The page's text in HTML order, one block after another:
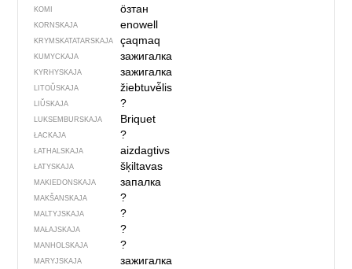
KOMI ӧзтан
KORNSKAJA enowell
KRYMSKA­TATARSKAJA çaqmaq
KUMYCKAJA зажигалка
KYRHYSKAJA зажигалка
LITOŬSKAJA žiebtuvė̃lis
LIŬSKAJA ?
LUKSEMBURSKAJA Briquet
ŁACKAJA ?
ŁATHALSKAJA aizdagtivs
ŁATYSKAJA šķiltavas
MAKIEDONSKAJA запалка
MAKŠANSKAJA ?
MALTYJSKAJA ?
MAŁAJSKAJA ?
MANHOLSKAJA ?
MARYJSKAJA зажигалка